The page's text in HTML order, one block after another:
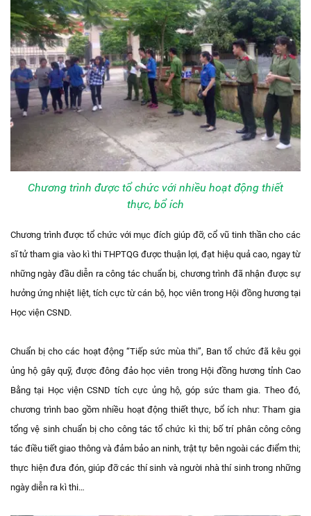
Chương trình được tổ chức với nhiều hoạt động thiết
thực, bổ ích
Chương trình được tổ chức với mục đích giúp đỡ, cổ vũ tinh thần cho các
sĩ tử tham gia vào kì thi THPTQG được thuận lợi, đạt hiệu quả cao, ngay từ
những ngày đầu diễn ra công tác chuẩn bị, chương trình đã nhận được sự
hưởng ứng nhiệt liệt, tích cực từ cán bộ, học viên trong Hội đồng hương tại
Học viện CSND.
Chuẩn bị cho các hoạt động “Tiếp sức mùa thi”, Ban tổ chức đã kêu gọi
ủng hộ gây quỹ, được đông đảo học viên trong Hội đồng hương tỉnh Cao
Bằng tại Học viện CSND tích cực ủng hộ, góp sức tham gia. Theo đó,
chương trình bao gồm nhiều hoạt động thiết thực, bổ ích như: Tham gia
tổng vệ sinh chuẩn bị cho công tác tổ chức kì thi; bố trí phân công công
tác điều tiết giao thông và đảm bảo an ninh, trật tự bên ngoài các điểm thi;
thực hiện đưa đón, giúp đỡ các thí sinh và người nhà thí sinh trong những
ngày diễn ra kì thi…